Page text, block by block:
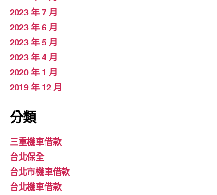
2023 年 7 月
2023 年 6 月
2023 年 5 月
2023 年 4 月
2020 年 1 月
2019 年 12 月
分類
三重機車借款
台北保全
台北市機車借款
台北機車借款